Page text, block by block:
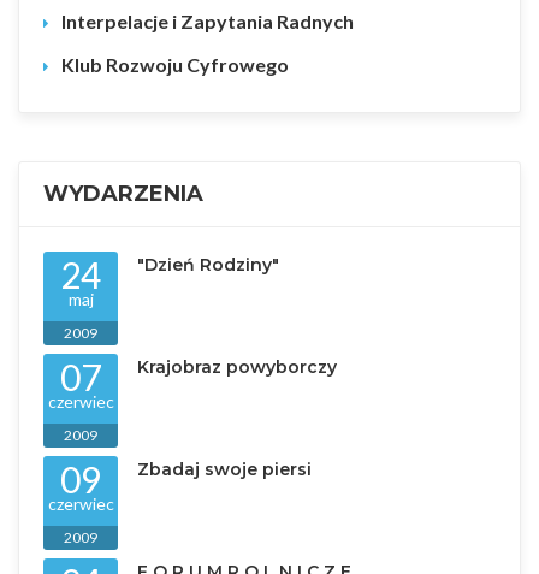
Interpelacje i Zapytania Radnych
Klub Rozwoju Cyfrowego
WYDARZENIA
24
maj
2009
"Dzień Rodziny"
07
czerwiec
2009
Krajobraz powyborczy
09
czerwiec
2009
Zbadaj swoje piersi